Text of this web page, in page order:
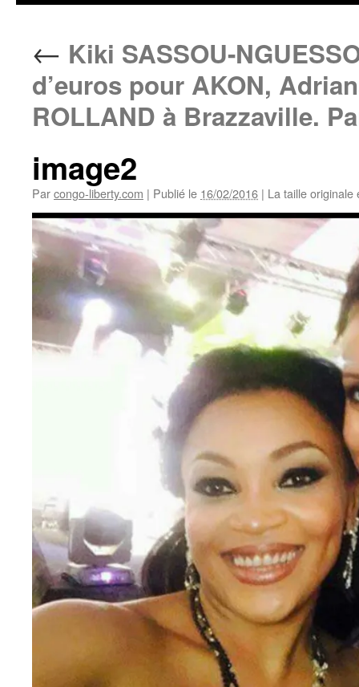
← Kiki SASSOU-
d’euros pour AKON,
ROLLAND à Brazzaville.
image2
Parcongo-liberty.com | Publié le 16/02/2016 | La taille